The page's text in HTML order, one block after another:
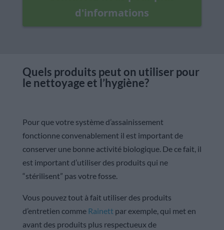
d'informations
Quels produits peut on utiliser pour
le nettoyage et l’hygiène?
Pour que votre système d’assainissement
fonctionne convenablement il est important de
conserver une bonne activité biologique. De ce fait, il
est important d’utiliser des produits qui ne
“stérilisent” pas votre fosse.
Vous pouvez tout à fait utiliser des produits
d’entretien comme Rainett par exemple, qui met en
avant des produits plus respectueux de